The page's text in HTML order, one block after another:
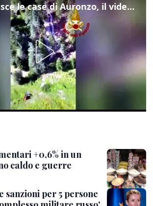
Frana lambisce le case di Auronzo, il video dall'elicottero dei vigili del fuoco
+0,6% in un
caldo e guerre
sanzioni per 5 persone